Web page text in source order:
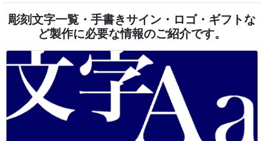
彫刻文字一覧・手書きサイン・ロゴ・ギフトな
ど製作に必要な情報のご紹介です。